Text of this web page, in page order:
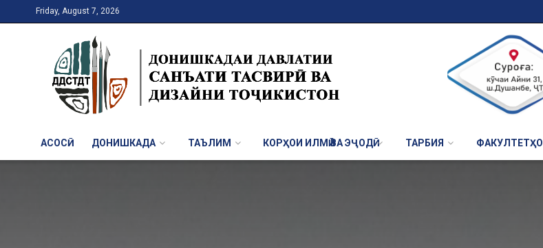
Friday, August 7, 2026
АСОСӢ ДОНИШКАДА ТАЪЛИМ КОРҲОИ ИЛМӢ ВА ЭҶОДӢ ТАРБИЯ ФАКУЛТЕТҲО